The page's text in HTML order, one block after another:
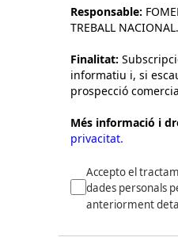
Responsable:
TREBALL NACIONAL.
Finalitat:
informatiu i, si
prospecció
Més informació i
privacitat.
Accepto el
dades personals
anteriorment